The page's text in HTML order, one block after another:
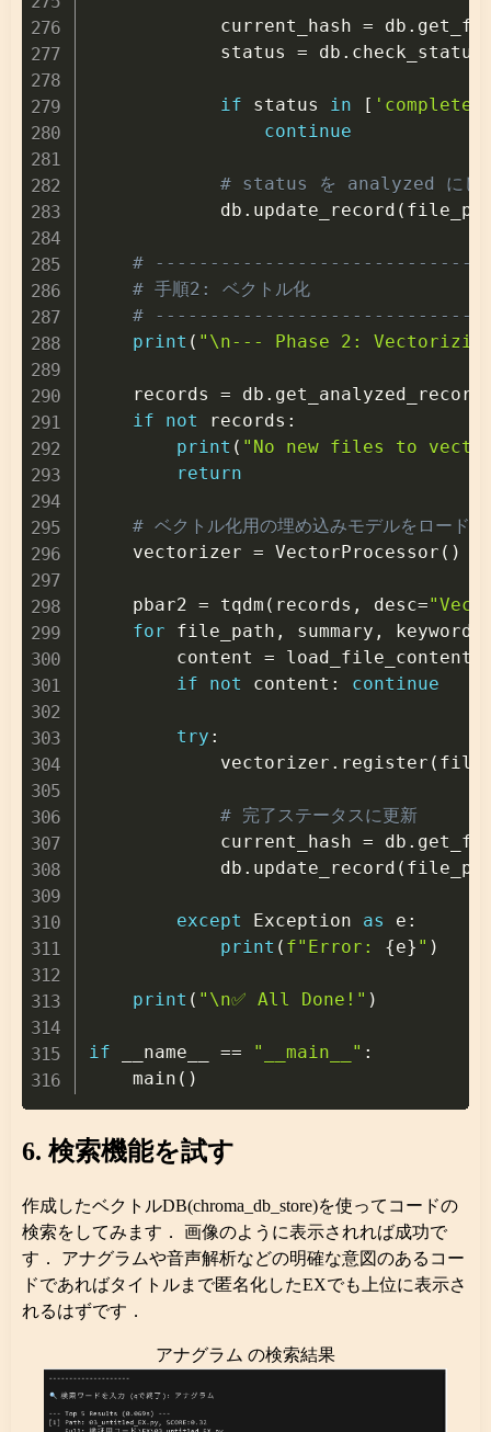
            current_hash
= db .
            status
= db . check_status
if status in [
continue
# status を analyzed にし
            db
. update_record (
#
# 手順2: ベクトル化
#
print ( "\n--- Phase 2:
    records
= db .
if
not records :
print ( "No new files to
return
# ベクトル化用の埋め込みモデルをロード
    vectorizer
= VectorProcessor ( )
    pbar2
= tqdm ( records , desc=
for file_path , summary ,
        content
= load_file_content
if
not content : continue
try :
            vectorizer
. register (
# 完了ステータスに更新
            current_hash
= db .
            db
. update_record (
except Exception as e :
print ( f"Error: {e} " )
print ( "\n✅ All Done!" )
if __name__ == "__main__" :
    main
( )
6. 検索機能を試す
作成したベクトルDB(chroma_db_store)を使ってコードの
検索をしてみます． 画像のように表示されれば成功で
す． アナグラムや音声解析などの明確な意図のあるコー
ドであればタイトルまで匿名化したEXでも上位に表示さ
れるはずです．
アナグラム の検索結果